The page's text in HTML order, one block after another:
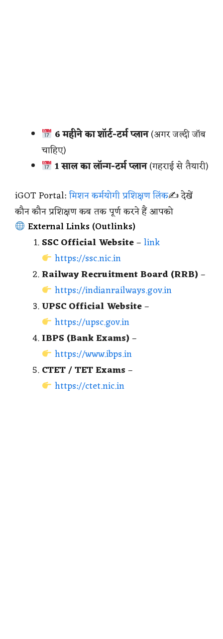
6 महीने का शॉर्ट-टर्म प्लान(अगर जल्दी जॉब
चाहिए)
1 साल का लॉन्ग-टर्म प्लान(गहराई से तैयारी)
iGOT Portal:मिशन कर्मयोगी प्रशिक्षण लिंक✍️ देखें
कौन कौन प्रशिक्षण कब तक पूर्ण करने हैं आपको
External Links (Outlinks)
SSC Official Website–link
https://ssc.nic.in
Railway Recruitment Board (RRB)–
https://indianrailways.gov.in
UPSC Official Website–
https://upsc.gov.in
IBPS (Bank Exams)–
https://www.ibps.in
CTET / TET Exams–
https://ctet.nic.in